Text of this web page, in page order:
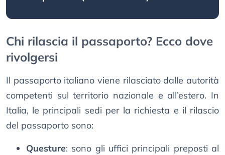
Chi rilascia il passaporto? Ecco dove
rivolgersi
Il passaporto italiano viene rilasciato dalle autorità
competenti sul territorio nazionale e all’estero. In
Italia, le principali sedi per la richiesta e il rilascio
del passaporto sono:
Questure: sono gli uffici principali preposti al